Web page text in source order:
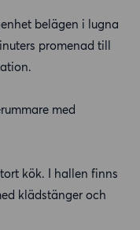
belägen i lugna
promenad till
med
kök. I hallen finns
klädstänger och